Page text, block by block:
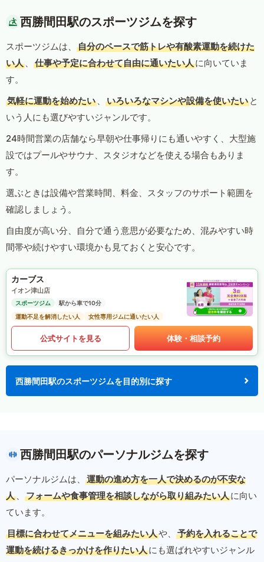
西勝間田駅のスポーツジムを探す
スポーツジムは、
自分のペースで筋トレや有酸素運動を続けた
い人 、 仕事や予定に合わせて自由に通いたい人に向いていま
す。
気軽に運動を始めたい 、 いろいろなマシンや設備を使いたい と
いう人にも選びやすいジャンルです。
24時間営業の店舗なら早朝や仕事帰りにも通いやすく、大型施
設ではプールやサウナ、スタジオなどを使える場合もありま
す。
選ぶときは設備や営業時間、料金、スタッフのサポート範囲を
確認しましょう。
自由度が高い分、自分で通う意思が必要なため、混みやすい時
間帯や続けやすい環境かも見ておくと安心です。
カーブス
イオン津山店
スポーツジム
駅から車で10分
運動不足を解消したい人
女性専用ジムに通いたい人
公式サイトを見る 体験・相談予約
西勝間田駅のスポーツジムを目的別に探す
西勝間田駅のパーソナルジムを探す
パーソナルジムは、
運動の進め方を一人で決めるのが不安な
人 、 フォームや食事管理を相談しながら取り組みたい人に向い
ています。
目標に合わせてメニューを組みたい人や、
予約を入れることで
運動を続けるきっかけを作りたい人にも選ばれやすいジャンル